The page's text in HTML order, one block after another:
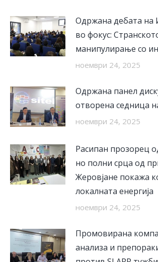
Одржана дебата на
во фокус:
манипулирање со
ноември 24, 2025
Одржана панел
отворена седница
ноември 24, 2025
Расипан прозорец
но полни срца од
Жеровјане покажа
локалната енергија
ноември 24, 2025
Промовирана
анализа и